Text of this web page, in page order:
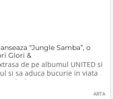
“Jungle Samba”, o
Glori &
de pe albumul UNITED si
si sa aduca bucurie in viata
a declarat ca aceasta are un
in mare masura
ARTA